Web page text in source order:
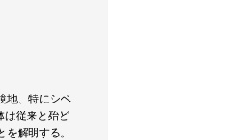
地、特にシベ
は従来と殆ど
解明する。